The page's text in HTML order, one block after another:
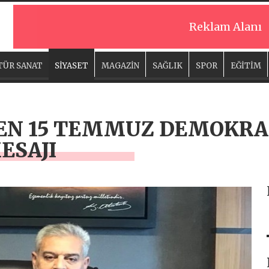
Reklam Alanı
SANAT SİYASET MAGAZİN SAĞLIK SPOR EĞİTİM
15 TEMMUZ